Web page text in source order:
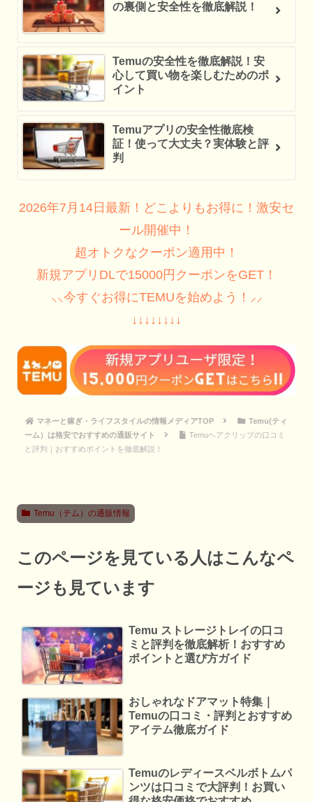
の裏側と安全性を徹底解説！
Temuの安全性を徹底解説！安
心して買い物を楽しむためのポ
イント
Temuアプリの安全性徹底検
証！使って大丈夫？実体験と評
判
2026年7月14日最新！どこよりもお得に！激安セ
ール開催中！
超オトクなクーポン適用中！
新規アプリDLで15000円クーポンをGET！
⸜⸜今すぐお得にTEMUを始めよう！⸝⸝
↓↓↓↓↓↓↓↓
マネーと稼ぎ・ライフスタイルの情報メディアTOP
Temu(ティ
ーム）は格安でおすすめの通販サイト
Temuヘアクリップの口コミ
と評判｜おすすめポイントを徹底解説！
Temu（テム）の通販情報
このページを見ている人はこんなペ
ージも見ています
Temu ストレージトレイの口コ
ミと評判を徹底解析！おすすめ
ポイントと選び方ガイド
おしゃれなドアマット特集｜
Temuの口コミ・評判とおすすめ
アイテム徹底ガイド
Temuのレディースベルボトムパ
ンツは口コミで大評判！お買い